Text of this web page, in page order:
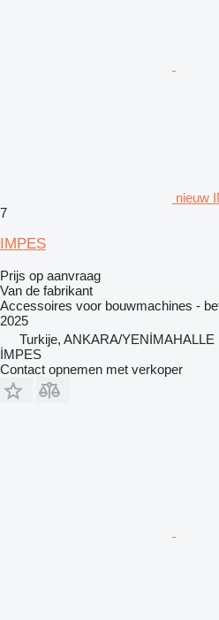
nieuw
7
IMPES
Prijs op aanvraag
Van de fabrikant
Accessoires voor bouwmachines -
2025
Turkije, ANKARA/YENİMAHALLE
İMPES
Contact opnemen met verkoper